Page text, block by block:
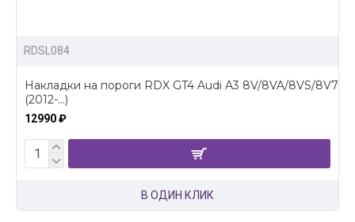
RDSL084
Накладки на пороги RDX GT4 Audi A3 8V/8VA/8VS/8V7
(2012-...)
12990 ₽
В ОДИН КЛИК